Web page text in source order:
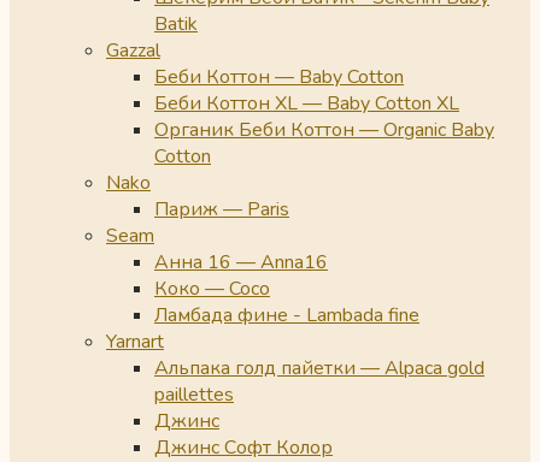
Batik
Gazzal
Беби Коттон — Baby Cotton
Беби Коттон XL — Baby Cotton XL
Органик Беби Коттон — Organic Baby
Cotton
Nako
Париж — Paris
Seam
Анна 16 — Anna16
Коко — Coco
Ламбада фине - Lambada fine
Yarnart
Альпака голд пайетки — Alpaca gold
paillettes
Джинс
Джинс Софт Колор